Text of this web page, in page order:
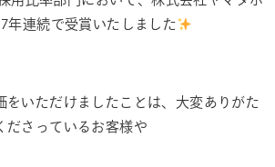
年連続で受賞いたしました
をいただけましたことは、大変ありがた
ださっているお客様や